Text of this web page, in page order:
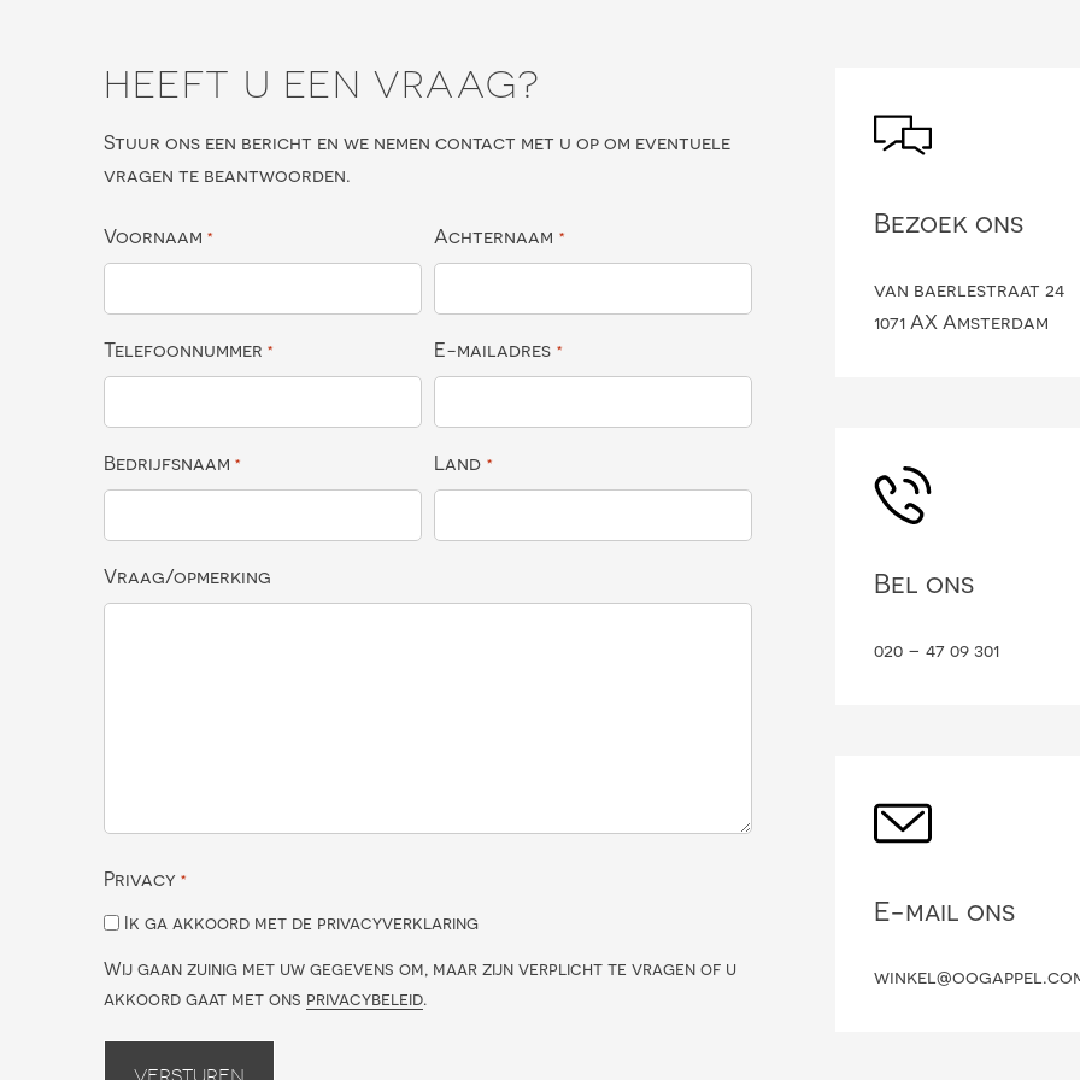
HEEFT U EEN VRAAG?
Stuur ons een bericht en we nemen contact met u op om eventuele
vragen te beantwoorden.
Voornaam * Achternaam *
Telefoonnummer * E-mailadres *
Bedrijfsnaam * Land *
Vraag/opmerking
Privacy *
Ik ga akkoord met de privacyverklaring
Wij gaan zuinig met uw gegevens om, maar zijn verplicht te vragen of u
akkoord gaat met ons privacybeleid.
Bezoek ons
van baerlestraat 24
1071 AX Amsterdam
Bel ons
020 – 47 09 301
E-mail ons